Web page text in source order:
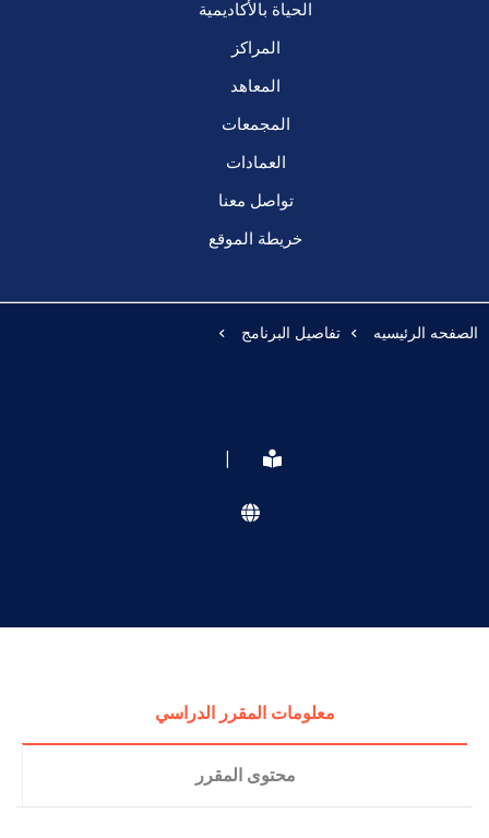
الحياة بالأكاديمية
المراكز
المعاهد
المجمعات
العمادات
تواصل معنا
خريطة الموقع
الصفحه الرئيسيه تفاصيل البرنامج
|
معلومات المقرر الدراسي
محتوى المقرر